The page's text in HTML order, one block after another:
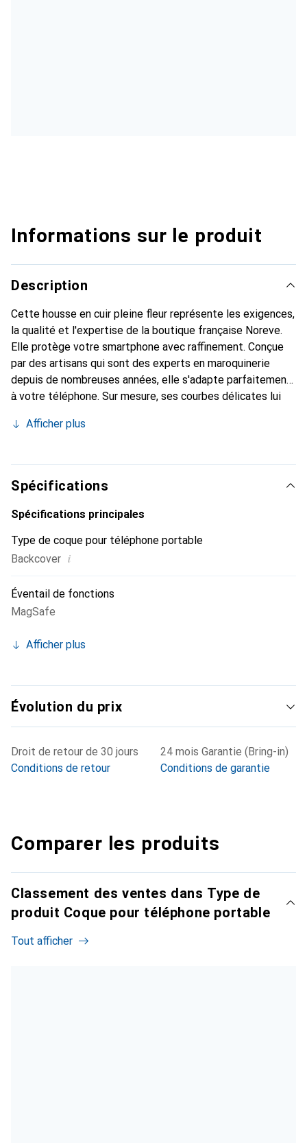
Informations sur le produit
Description
Cette housse en cuir pleine fleur représente les exigences,
la qualité et l'expertise de la boutique française Noreve.
Elle protège votre smartphone avec raffinement. Conçue
par des artisans qui sont des experts en maroquinerie
depuis de nombreuses années, elle s'adapte parfaitement
à votre téléphone. Sur mesure, ses courbes délicates lui
accessoire chic et essentiel pour votre smartphone.
haute qualité, la marque Noreve est un choix sûr pour une
clientèle exigeante.
Afficher plus
Spécifications
Spécifications principales
Type de coque pour téléphone portable
Backcover i
Éventail de fonctions
MagSafe
Afficher plus
Évolution du prix
Droit de retour de 30 jours
Conditions de retour
24 mois Garantie (Bring-in)
Conditions de garantie
Comparer les produits
Classement des ventes dans Type de
produit Coque pour téléphone portable
Tout afficher